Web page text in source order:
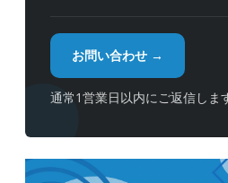
お問い合わせ →
通常1営業日以内にご返信しま